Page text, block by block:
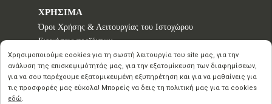
ΧΡΗΣΙΜΑ
Όροι Χρήσης & Λειτουργίας του Ιστοχώρου
Εγγυήσεις προϊόντων
Τρόποι παραγγελίας
Πολιτική επιστροφών - Δικαίωμα Υπαναχώρησης
Προστασία Προσωπικών Δεδομένων
Χρησιμοποιούμε cookies για τη σωστή λειτουργία του site μας, για την
ανάλυση της επισκεψιμότητάς μας, για την εξατομίκευση των διαφημίσεων,
για να σου παρέχουμε εξατομικευμένη εξυπηρέτηση και για να μαθαίνεις για
τις προσφορές μας εύκολα! Μπορείς να δεις τη πολιτική μας για τα cookies
εδώ.